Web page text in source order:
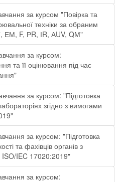
за курсом "Повірка та
техніки за обраним
ЕМ, F, РR, ІR, АUV, QМ"
за курсом:
та її оцінювання під час
за курсом: "Підготовка
згідно з вимогами
за курсом: "Підготовка
та фахівців органів з
ISO/IEC 17020:2019"
за курсом: